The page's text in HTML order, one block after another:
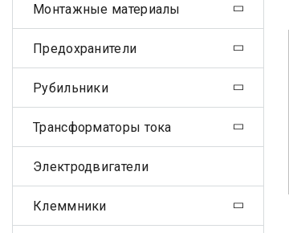
Монтажные материалы
Предохранители
Рубильники
Трансформаторы тока
Электродвигатели
Клеммники